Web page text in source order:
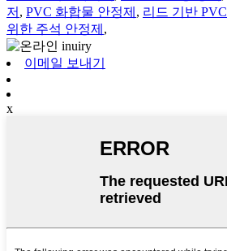
저 , PVC 화합물 안정제 , 리드 기반
위한 주석 안정제 ,
이메일 보내기
x